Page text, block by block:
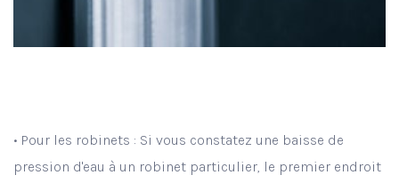
• Pour les robinets : Si vous constatez une baisse de
pression d'eau à un robinet particulier, le premier endroit